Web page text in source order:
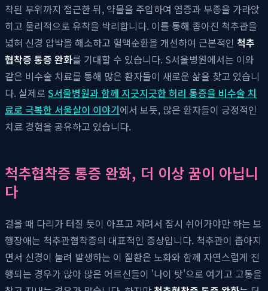
착된 부위까지 접근한 뒤, 약물을 주입하여 염증과 부종을 가라앉
히고 물리적으로 유착을 박리합니다. 이를 통해 좁아진 척추관을
넓혀 신경 압박을 해소하고 혈액순환을 개선하여 근본적인 척추
협착증 통증 완화를 기대할 수 있습니다. S서울병원에서는 이와
같은 비수술 치료를 통해 많은 환자들이 새로운 삶을 찾고 있습니
다. 실제로 S서울병원과 함께 지긋지긋한 허리 통증을 비수술 치
료로 극복한 서울살이 이야기에서 보듯, 많은 환자들이 긍정적인
치료 경험을 공유하고 있습니다.
척추협착증 통증 완화, 더 이상 꿈이 아닙니
다
걸을 때 다리가 터질 듯이 아프고 저려서 잠시 쉬어가야만 하는 보
행장애는 척추관협착증의 대표적인 증상입니다. 척추관이 좁아지
면서 신경이 눌려 발생하는 이 질환은 노화와 함께 자연스럽게 진
행되는 경우가 많아 많은 어르신들이 '나이 탓'으로 여기고 고통을